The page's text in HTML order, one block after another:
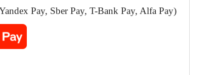
Pay, Sber Pay, T-Bank Pay, Alfa Pay)